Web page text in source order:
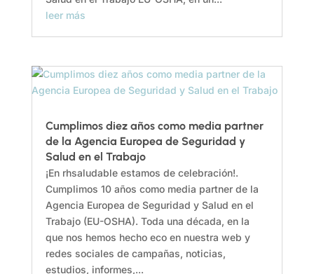
leer más
Cumplimos diez años como media partner
de la Agencia Europea de Seguridad y
Salud en el Trabajo
¡En rhsaludable estamos de celebración!.
Cumplimos 10 años como media partner de la
Agencia Europea de Seguridad y Salud en el
Trabajo (EU-OSHA). Toda una década, en la
que nos hemos hecho eco en nuestra web y
redes sociales de campañas, noticias,
estudios, informes,...